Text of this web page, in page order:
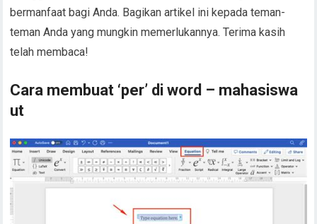
bermanfaat bagi Anda. Bagikan artikel ini kepada teman-
teman Anda yang mungkin memerlukannya. Terima kasih
telah membaca!
Cara membuat ‘per’ di word – mahasiswa
ut